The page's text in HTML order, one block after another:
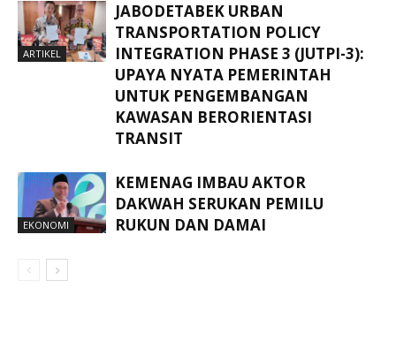
ARTIKEL
JABODETABEK URBAN
TRANSPORTATION POLICY
INTEGRATION PHASE 3 (JUTPI-3):
UPAYA NYATA PEMERINTAH
UNTUK PENGEMBANGAN
KAWASAN BERORIENTASI
TRANSIT
EKONOMI
KEMENAG IMBAU AKTOR
DAKWAH SERUKAN PEMILU
RUKUN DAN DAMAI